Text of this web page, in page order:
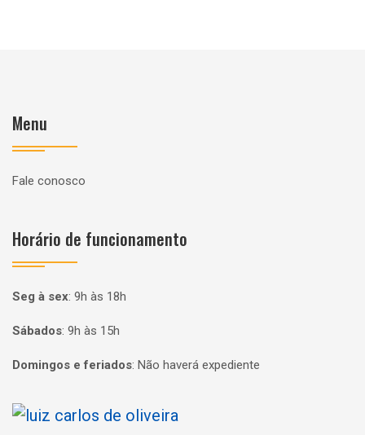
Menu
Fale conosco
Horário de funcionamento
Seg à sex: 9h às 18h
Sábados: 9h às 15h
Domingos e feriados: Não haverá expediente
Página inicial